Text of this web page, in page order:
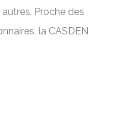
Proche des
la CASDEN